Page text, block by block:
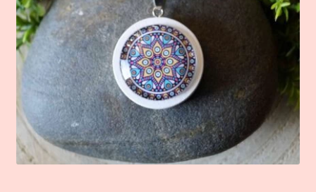
Fiókom
Home
Kapcsolat
Kosár
My account